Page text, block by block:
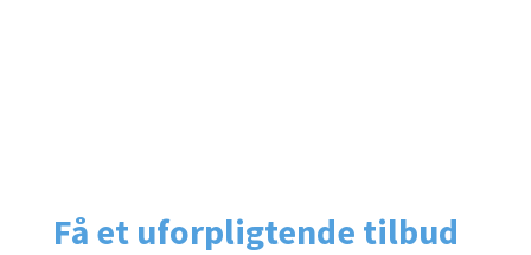
Få et uforpligtende tilbud